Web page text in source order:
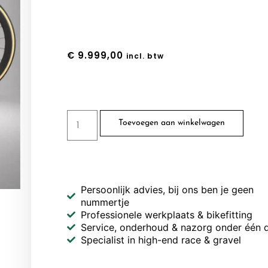
€ 9.999,00 incl. btw
Toevoegen aan winkelwagen
Persoonlijk advies, bij ons ben je geen
nummertje
Professionele werkplaats & bikefitting
Service, onderhoud & nazorg onder één
Specialist in high-end race & gravel